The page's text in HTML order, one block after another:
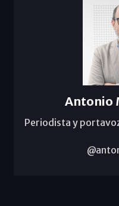
Antonio
Periodista y